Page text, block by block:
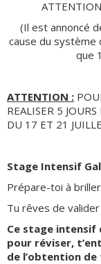
(Il est annoncé
cause du système
que
ATTENTION :
REALISER 5
DU 17 ET 21
Stage Intensif
Prépare-toi à
Tu rêves de
Ce stage
pour réviser,
de l’obtention